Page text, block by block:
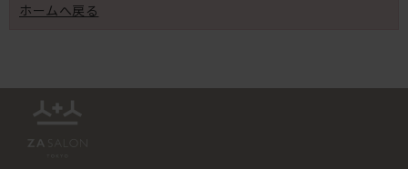
ホームへ戻る